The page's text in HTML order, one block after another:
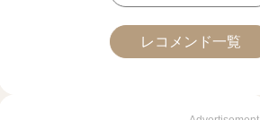
レコメンド一覧